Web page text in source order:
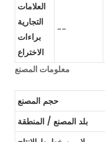
العلامات
التجارية
براءات
الاختراع
--
معلومات المصنع
حجم المصنع
بلد المصنع / المنطقة